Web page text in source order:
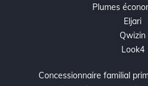
Plumes
Eljari
Qwizin
Look4
Concessionnaire familial